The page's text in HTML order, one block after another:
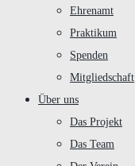
Ehrenamt
Praktikum
Spenden
Mitgliedschaft
Über uns
Das Projekt
Das Team